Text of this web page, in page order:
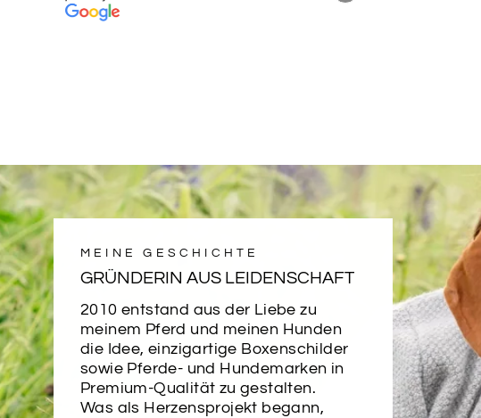
MEINE GESCHICHTE
GRÜNDERIN AUS LEIDENSCHAFT
2010 entstand aus der Liebe zu
meinem Pferd und meinen Hunden
die Idee, einzigartige Boxenschilder
sowie Pferde- und Hundemarken in
Premium-Qualität zu gestalten.
Was als Herzensprojekt begann,